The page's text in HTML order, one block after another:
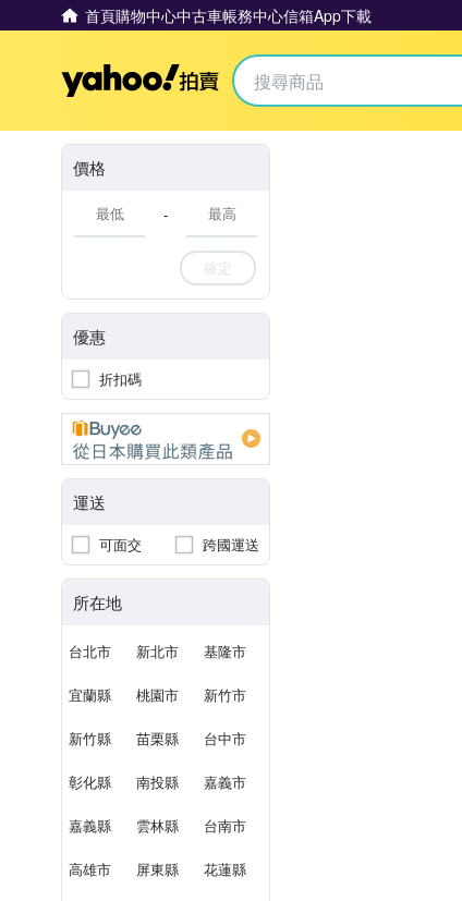
首頁購物中心中古車帳務中心信箱App下載
Yahoo拍賣
價格
-
確定
優惠
折扣碼
運送
可面交 跨國運送
所在地
台北市 新北市 基隆市
宜蘭縣 桃園市 新竹市
新竹縣 苗栗縣 台中市
彰化縣 南投縣 嘉義市
嘉義縣 雲林縣 台南市
高雄市 屏東縣 花蓮縣